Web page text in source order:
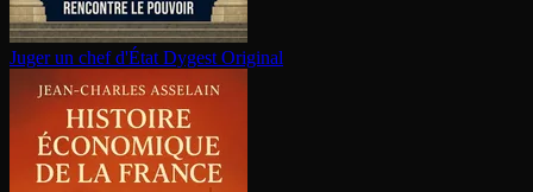
Juger un chef d'État Dygest Original